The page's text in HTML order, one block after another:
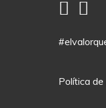
Política